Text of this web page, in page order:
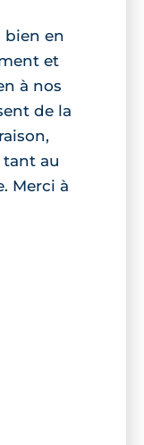
bien en
et
à nos
de la
tant au
Merci à